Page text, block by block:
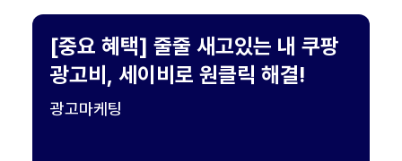
[중요 혜택] 줄줄 새고있는 내 쿠팡
광고비, 세이비로 원클릭 해결!
광고마케팅